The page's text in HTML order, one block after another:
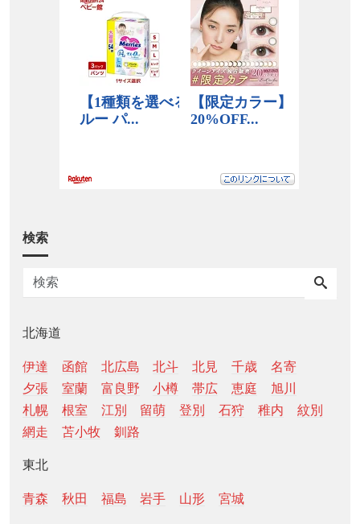
検索
北海道
伊達 函館 北広島 北斗 北見 千歳
名寄
夕張
室蘭 富良野 小樽 帯広 恵庭
旭川
札幌
根室 江別 留萌 登別 石狩 稚内
紋別
網走
苫小牧 釧路
東北
青森 秋田 福島 岩手 山形 宮城